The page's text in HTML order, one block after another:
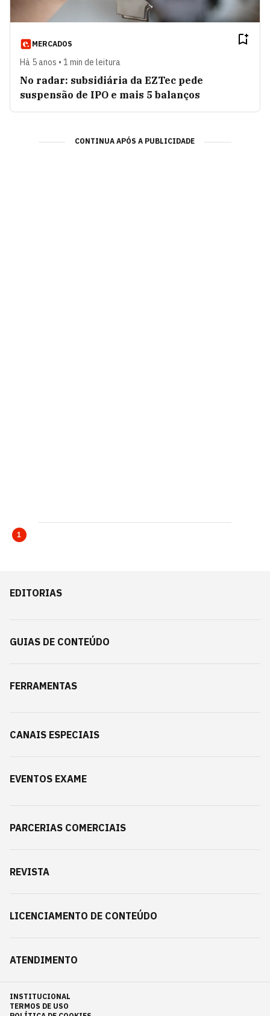
MERCADOS
Há 5 anos • 1 min de leitura
No radar: subsidiária da EZTec pede
suspensão de IPO e mais 5 balanços
CONTINUA APÓS A PUBLICIDADE
1
EDITORIAS
GUIAS DE CONTEÚDO
FERRAMENTAS
CANAIS ESPECIAIS
EVENTOS EXAME
PARCERIAS COMERCIAIS
REVISTA
LICENCIAMENTO DE CONTEÚDO
ATENDIMENTO
INSTITUCIONAL
TERMOS DE USO